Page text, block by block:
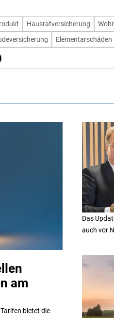
Hausratversicherung
Elementarschäden
am
bietet die
Das
auch vor